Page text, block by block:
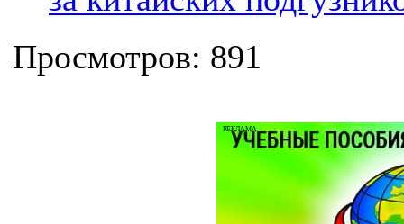
Просмотров: 891
РЕКЛАМА